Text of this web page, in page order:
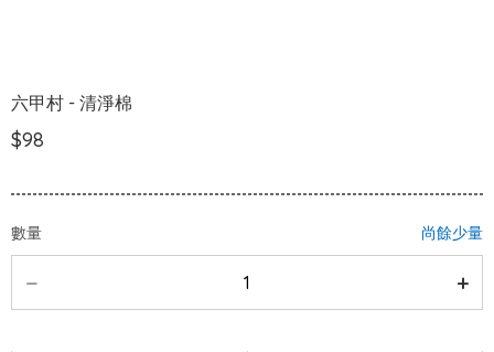
六甲村 - 清淨棉
$98
數量 尚餘少量